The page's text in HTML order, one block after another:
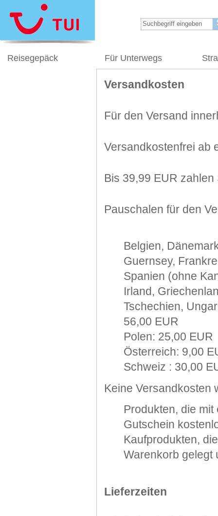
Reisegepäck Für Unterwegs
Versandkosten
Für den Versand
Versandkostenfrei ab
Bis 39,99 EUR
Pauschalen für den
Belgien,
Guernsey,
Spanien (ohne
Irland,
Tschechien,
56,00 EUR
Polen: 25,00 EUR
Österreich: 9,00
Schweiz : 30,00
Keine Versandkosten
Produkten, die
Gutschein
Kaufprodukten,
Warenkorb gelegt
Lieferzeiten